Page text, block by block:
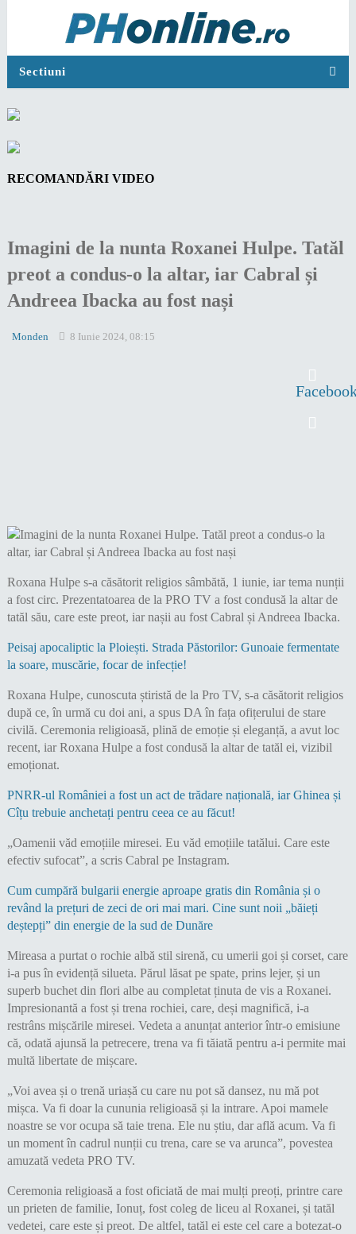
Sectiuni
RECOMANDĂRI VIDEO
Imagini de la nunta Roxanei Hulpe. Tatăl
preot a condus-o la altar, iar Cabral și
Andreea Ibacka au fost nași
Monden 8 Iunie 2024, 08:15
Roxana Hulpe s-a căsătorit religios sâmbătă, 1 iunie, iar tema nunții
a fost circ. Prezentatoarea de la PRO TV a fost condusă la altar de
tatăl său, care este preot, iar nașii au fost Cabral și Andreea Ibacka.
Peisaj apocaliptic la Ploiești. Strada Păstorilor: Gunoaie fermentate
la soare, muscărie, focar de infecție!
Roxana Hulpe, cunoscuta știristă de la Pro TV, s-a căsătorit religios
după ce, în urmă cu doi ani, a spus DA în fața ofițerului de stare
civilă. Ceremonia religioasă, plină de emoție și eleganță, a avut loc
recent, iar Roxana Hulpe a fost condusă la altar de tatăl ei, vizibil
emoționat.
PNRR-ul României a fost un act de trădare națională, iar Ghinea și
Cîțu trebuie anchetați pentru ceea ce au făcut!
„Oamenii văd emoțiile miresei. Eu văd emoțiile tatălui. Care este
efectiv sufocat”, a scris Cabral pe Instagram.
Cum cumpără bulgarii energie aproape gratis din România și o
revând la prețuri de zeci de ori mai mari. Cine sunt noii „băieți
deștepți” din energie de la sud de Dunăre
Mireasa a purtat o rochie albă stil sirenă, cu umerii goi și corset, care
i-a pus în evidență silueta. Părul lăsat pe spate, prins lejer, și un
superb buchet din flori albe au completat ținuta de vis a Roxanei.
Impresionantă a fost și trena rochiei, care, deși magnifică, i-a
restrâns mișcările miresei. Vedeta a anunțat anterior într-o emisiune
că, odată ajunsă la petrecere, trena va fi tăiată pentru a-i permite mai
multă libertate de mișcare.
„Voi avea și o trenă uriașă cu care nu pot să dansez, nu mă pot
mișca. Va fi doar la cununia religioasă și la intrare. Apoi mamele
noastre se vor ocupa să taie trena. Ele nu știu, dar află acum. Va fi
un moment în cadrul nunții cu trena, care se va arunca”, povestea
amuzată vedeta PRO TV.
Ceremonia religioasă a fost oficiată de mai mulți preoți, printre care
un prieten de familie, Ionuț, fost coleg de liceu al Roxanei, și tatăl
vedetei, care este și preot. De altfel, tatăl ei este cel care a botezat-o